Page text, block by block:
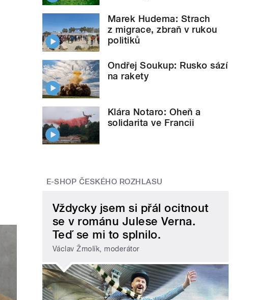
Marek Hudema: Strach
z migrace, zbraň v rukou
politiků
Ondřej Soukup: Rusko sází
na rakety
Klára Notaro: Oheň a
solidarita ve Francii
E-SHOP ČESKÉHO ROZHLASU
Vždycky jsem si přál ocitnout
se v románu Julese Verna.
Teď se mi to splnilo.
Václav Žmolík, moderátor